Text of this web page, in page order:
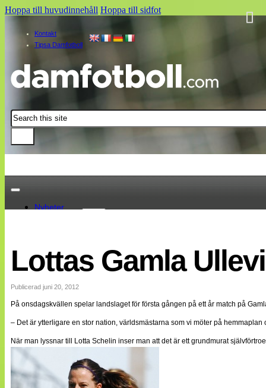
Hoppa till huvudinnehåll Hoppa till sidfot
Kontakt
Tipsa Damfotboll
Sök
Nyheter
Landslaget
EM 2013
Internationellt
Bildreportage
Bloggar
Lagen
Webb-TV
Cuper
Till klubbkassan
NÄTverket
Split vision
Lottas Gamla
Publicerad juni 20, 2012
På onsdagskvällen spelar landslaget för första gången på ett år match på
– Det är ytterligare en stor nation, världsmästarna som vi möter på
När man lyssnar till Lotta Schelin inser man att det är ett grundmurat